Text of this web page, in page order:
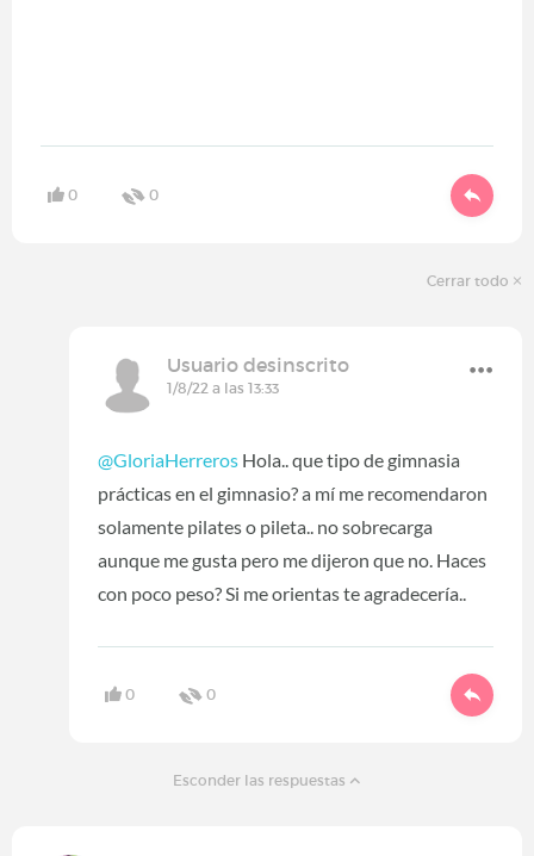
0 0
Cerrar todo
Usuario desinscrito
1/8/22 a las 13:33
@GloriaHerreros Hola.. que tipo de gimnasia
prácticas en el gimnasio? a mí me recomendaron
solamente pilates o pileta.. no sobrecarga
aunque me gusta pero me dijeron que no. Haces
con poco peso? Si me orientas te agradecería..
0 0
Esconder las respuestas